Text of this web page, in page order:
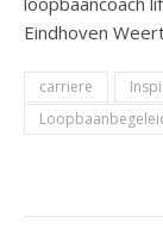
carriere